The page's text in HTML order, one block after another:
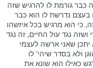
גורמת לו להרגיש שזה
בעצם נדרשת לו הוא כבר
כי הוא מרגיש בכל איזשהו
נגד עול החיים, זה נגד
יתכן שאני ארשה לעצמי
ולא בסדר שיהי' לו
כאילו הוא שונא את